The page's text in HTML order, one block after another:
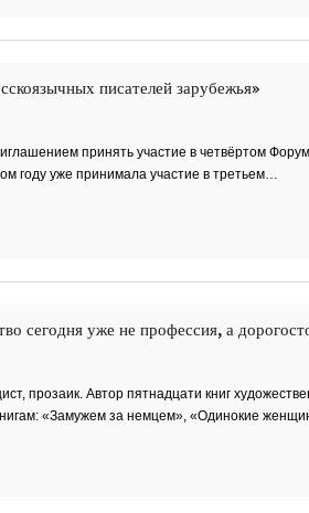
писателей зарубежья»
принять участие в четвёртом
году уже принимала участие в третьем…
сегодня уже не профессия, а
прозаик. Автор пятнадцати книг
«Замужем за немцем», «Одинокие